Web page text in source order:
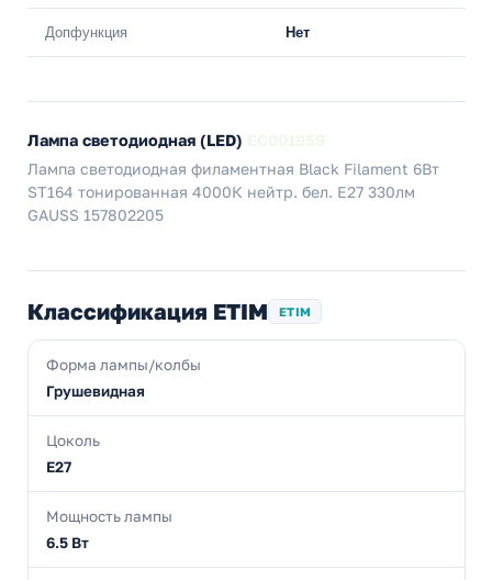
Допфункция Нет
Лампа светодиодная (LED)
Лампа светодиодная филаментная Black Filament 6Вт
ST164 тонированная 4000К нейтр. бел. E27 330лм
GAUSS 157802205
Классификация ETIM ETIM
Форма лампы/колбы
Грушевидная
Цоколь
E27
Мощность лампы
6.5 Вт